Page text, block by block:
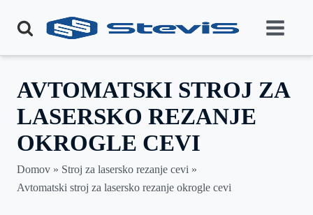
AVTOMATSKI STROJ ZA
LASERSKO REZANJE
OKROGLE CEVI
Domov » Stroj za lasersko rezanje cevi »
Avtomatski stroj za lasersko rezanje okrogle cevi